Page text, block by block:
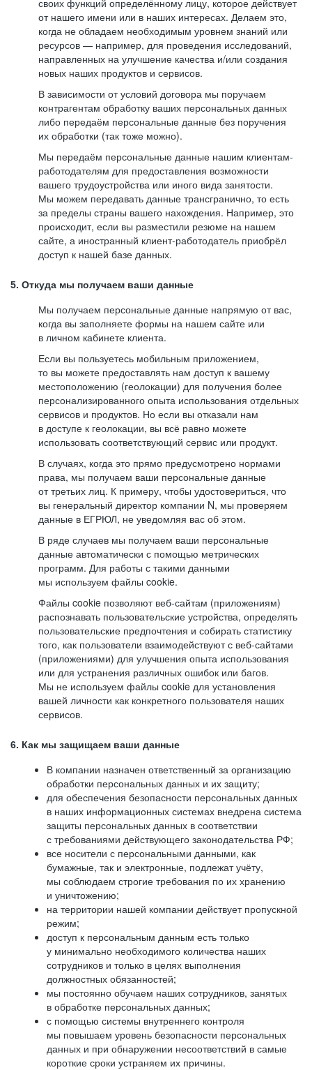
своих функций определённому лицу, которое действует
от нашего имени или в наших интересах. Делаем это,
когда не обладаем необходимым уровнем знаний или
ресурсов — например, для проведения исследований,
направленных на улучшение качества и/или создания
новых наших продуктов и сервисов.
В зависимости от условий договора мы поручаем
контрагентам обработку ваших персональных данных
либо передаём персональные данные без поручения
их обработки (так тоже можно).
Мы передаём персональные данные нашим клиентам-
работодателям для предоставления возможности
вашего трудоустройства или иного вида занятости.
Мы можем передавать данные трансгранично, то есть
за пределы страны вашего нахождения. Например, это
происходит, если вы разместили резюме на нашем
сайте, а иностранный клиент-работодатель приобрёл
доступ к нашей базе данных.
5. Откуда мы получаем ваши данные
Мы получаем персональные данные напрямую от вас,
когда вы заполняете формы на нашем сайте или
в личном кабинете клиента.
Если вы пользуетесь мобильным приложением,
то вы можете предоставлять нам доступ к вашему
местоположению (геолокации) для получения более
персонализированного опыта использования отдельных
сервисов и продуктов. Но если вы отказали нам
в доступе к геолокации, вы всё равно можете
использовать соответствующий сервис или продукт.
В случаях, когда это прямо предусмотрено нормами
права, мы получаем ваши персональные данные
от третьих лиц. К примеру, чтобы удостовериться, что
вы генеральный директор компании N, мы проверяем
данные в ЕГРЮЛ, не уведомляя вас об этом.
В ряде случаев мы получаем ваши персональные
данные автоматически с помощью метрических
программ. Для работы с такими данными
мы используем файлы cookie.
Файлы cookie позволяют веб-сайтам (приложениям)
распознавать пользовательские устройства, определять
пользовательские предпочтения и собирать статистику
того, как пользователи взаимодействуют с веб-сайтами
(приложениями) для улучшения опыта использования
или для устранения различных ошибок или багов.
Мы не используем файлы cookie для установления
вашей личности как конкретного пользователя наших
сервисов.
6. Как мы защищаем ваши данные
В компании назначен ответственный за организацию
обработки персональных данных и их защиту;
для обеспечения безопасности персональных данных
в наших информационных системах внедрена система
защиты персональных данных в соответствии
с требованиями действующего законодательства РФ;
все носители с персональными данными, как
бумажные, так и электронные, подлежат учёту,
мы соблюдаем строгие требования по их хранению
и уничтожению;
на территории нашей компании действует пропускной
режим;
доступ к персональным данным есть только
у минимально необходимого количества наших
сотрудников и только в целях выполнения
должностных обязанностей;
мы постоянно обучаем наших сотрудников, занятых
в обработке персональных данных;
с помощью системы внутреннего контроля
мы повышаем уровень безопасности персональных
данных и при обнаружении несоответствий в самые
короткие сроки устраняем их причины.